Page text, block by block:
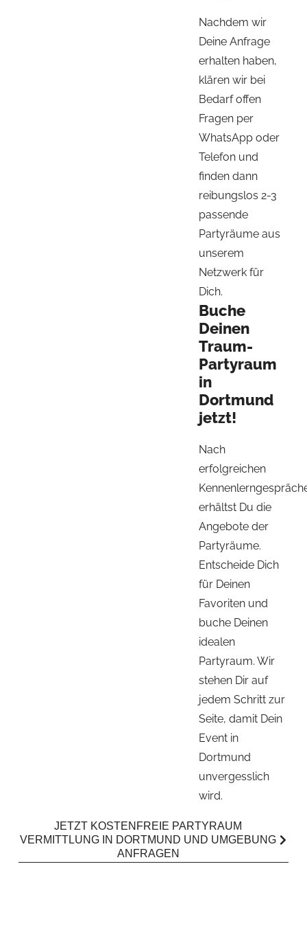
Nachdem wir
Deine Anfrage
erhalten haben,
klären wir bei
Bedarf offen
Fragen per
WhatsApp oder
Telefon und
finden dann
reibungslos 2-3
passende
Partyräume aus
unserem
Netzwerk für
Dich.
Buche
Deinen
Traum-
Partyraum
in
Dortmund
jetzt!
Nach
erfolgreichen
erhältst Du die
Angebote der
Partyräume.
Entscheide Dich
für Deinen
Favoriten und
buche Deinen
idealen
Partyraum. Wir
stehen Dir auf
jedem Schritt zur
Seite, damit Dein
Event in
Dortmund
unvergesslich
wird.
JETZT KOSTENFREIE PARTYRAUM
VERMITTLUNG IN DORTMUND UND UMGEBUNG
ANFRAGEN